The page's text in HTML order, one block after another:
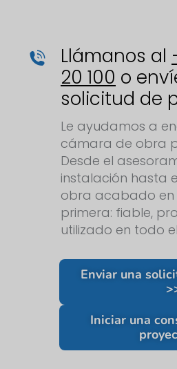
Llámanos al
20 100 o
solicitud de
Le ayudamos a
cámara de obra
Desde el
instalación hasta
obra acabado
primera: fiable,
utilizado en todo
Enviar una
Iniciar una